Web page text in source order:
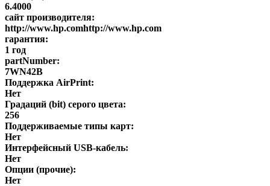
6.4000
сайт производителя:
http://www.hp.comhttp://www.hp.com
гарантия:
1 год
partNumber:
7WN42B
Поддержка AirPrint:
Нет
Градаций (bit) серого цвета:
256
Поддерживаемые типы карт:
Нет
Интерфейсный USB-кабель:
Нет
Опции (прочие):
Нет